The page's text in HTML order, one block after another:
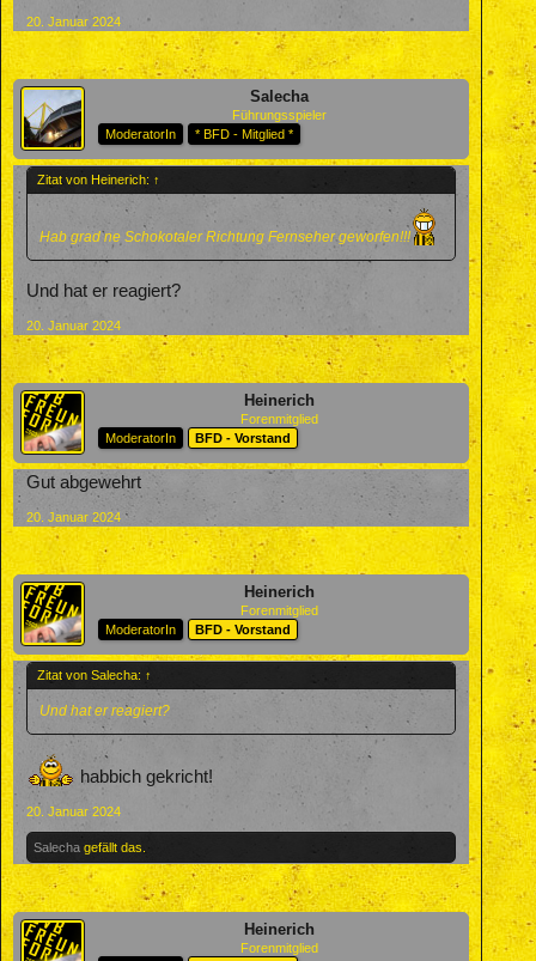
20. Januar 2024
Salecha
Führungsspieler
ModeratorIn
* BFD - Mitglied *
Zitat von Heinerich: ↑
Hab grad ne Schokotaler Richtung Fernseher geworfen!!!
Und hat er reagiert?
20. Januar 2024
Heinerich
Forenmitglied
ModeratorIn
BFD - Vorstand
Gut abgewehrt
20. Januar 2024
Heinerich
Forenmitglied
ModeratorIn
BFD - Vorstand
Zitat von Salecha: ↑
Und hat er reagiert?
habbich gekricht!
20. Januar 2024
Salecha gefällt das.
Heinerich
Forenmitglied